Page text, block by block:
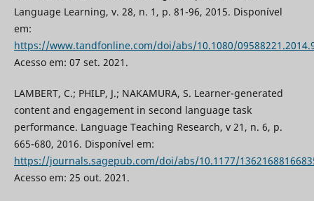
Language Learning, v. 28, n. 1, p. 81-96, 2015. Disponível
em:
https://www.tandfonline.com/doi/abs/10.1080/
Acesso em: 07 set. 2021.
LAMBERT, C.; PHILP, J.; NAKAMURA, S. Learner-generated
content and engagement in second language task
performance. Language Teaching Research, v 21, n. 6, p.
665-680, 2016. Disponível em:
https://journals.sagepub.com/doi/abs/10.1177/
Acesso em: 25 out. 2021.